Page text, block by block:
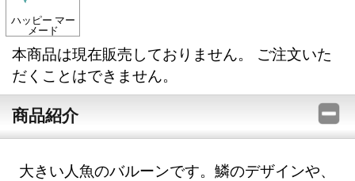
ハッピー マー
メード
本商品は現在販売しておりません。 ご注文いた
だくことはできません。
商品紹介
大きい人魚のバルーンです。鱗のデザインや、